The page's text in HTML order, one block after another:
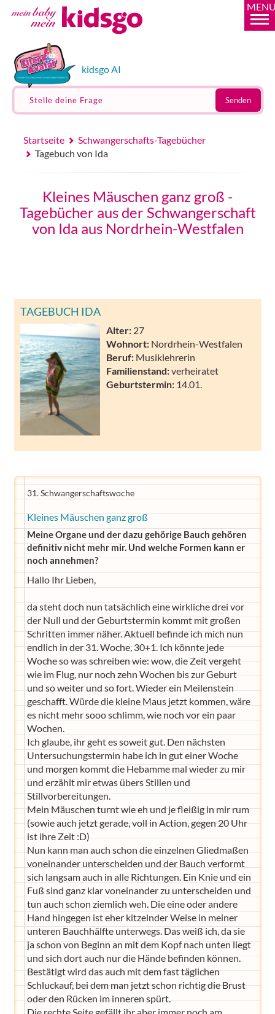
kidsgo AI
Stelle deine Frage Senden
Startseite
Schwangerschafts-Tagebücher
Tagebuch von Ida
Kleines Mäuschen ganz groß -
Tagebücher aus der Schwangerschaft
von Ida aus Nordrhein-Westfalen
TAGEBUCH IDA
Alter: 27
Wohnort: Nordrhein-Westfalen
Beruf: Musiklehrerin
Familienstand:verheiratet
Geburtstermin: 14.01.
31. Schwangerschaftswoche
Kleines Mäuschen ganz groß
Meine Organe und der dazu gehörige Bauch gehören
definitiv nicht mehr mir. Und welche Formen kann er
noch annehmen?
Hallo Ihr Lieben,
da steht doch nun tatsächlich eine wirkliche drei vor
der Null und der Geburtstermin kommt mit großen
Schritten immer näher. Aktuell befinde ich mich nun
endlich in der 31. Woche, 30+1. Ich könnte jede
Woche so was schreiben wie: wow, die Zeit vergeht
wie im Flug, nur noch zehn Wochen bis zur Geburt
und so weiter und so fort. Wieder ein Meilenstein
geschafft. Würde die kleine Maus jetzt kommen, wäre
es nicht mehr sooo schlimm, wie noch vor ein paar
Wochen.
Ich glaube, ihr geht es soweit gut. Den nächsten
Untersuchungstermin habe ich in gut einer Woche
und morgen kommt die Hebamme mal wieder zu mir
und erzählt mir etwas übers Stillen und
Stillvorbereitungen.
Mein Mäuschen turnt wie eh und je fleißig in mir rum
(sowie auch jetzt gerade, voll in Action, gegen 20 Uhr
ist ihre Zeit :D)
Nun kann man auch schon die einzelnen Gliedmaßen
voneinander unterscheiden und der Bauch verformt
sich langsam auch in alle Richtungen. Ein Knie und ein
Fuß sind ganz klar voneinander zu unterscheiden und
tun auch schon ziemlich weh. Die eine oder andere
Hand hingegen ist eher kitzelnder Weise in meiner
unteren Bauchhälfte unterwegs. Das weiß ich, da sie
ja schon von Beginn an mit dem Kopf nach unten liegt
und sich dort auch nur die Hände befinden können.
Bestätigt wird das auch mit dem fast täglichen
Schluckauf, bei dem man jetzt schon richtig die Brust
oder den Rücken im inneren spürt.